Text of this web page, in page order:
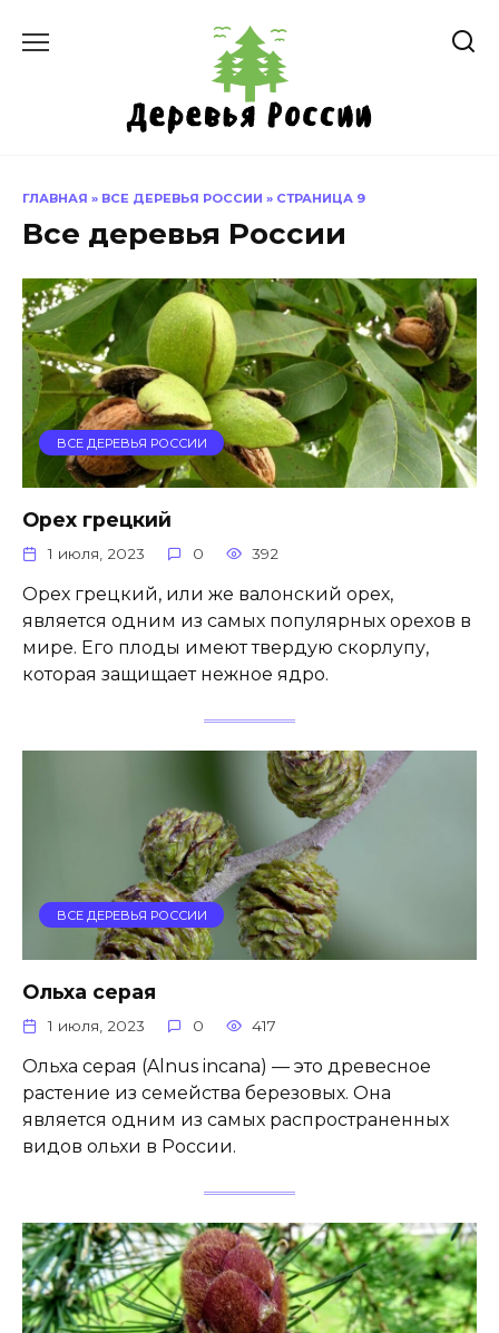
ГЛАВНАЯ » ВСЕ ДЕРЕВЬЯ РОССИИ » СТРАНИЦА 9
Все деревья России
ВСЕ ДЕРЕВЬЯ РОССИИ
Орех грецкий
1 июля, 2023 0 392
Орех грецкий, или же валонский орех,
является одним из самых популярных орехов в
мире. Его плоды имеют твердую скорлупу,
которая защищает нежное ядро.
ВСЕ ДЕРЕВЬЯ РОССИИ
Ольха серая
1 июля, 2023 0 417
Ольха серая (Alnus incana) — это древесное
растение из семейства березовых. Она
является одним из самых распространенных
видов ольхи в России.